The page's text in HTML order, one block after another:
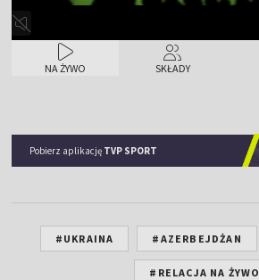
NA ŻYWO SKŁADY
Pobierz aplikację TVP SPORT
#UKRAINA #AZERBEJDŻAN
#RELACJA NA ŻYWO